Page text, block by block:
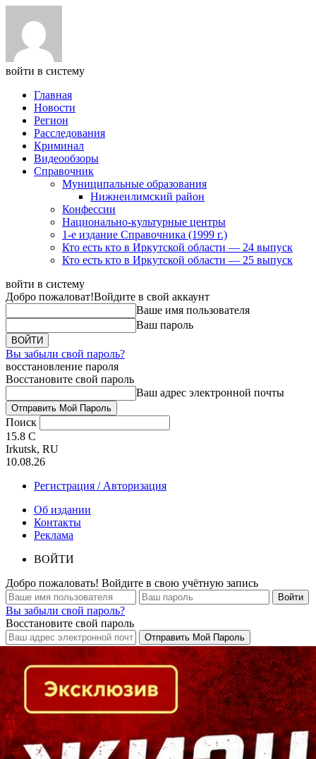
войти в систему
Главная
Новости
Регион
Расследования
Криминал
Видеообзоры
Справочник
Муниципальные образования
Нижнеилимский район
Конфессии
Национально-культурные центры
1-е издание Справочника (1999 г.)
Кто есть кто в Иркутской области — 24 выпуск
Кто есть кто в Иркутской области — 25 выпуск
войти в систему
Добро пожаловат!Войдите в свой аккаунт
Ваше имя пользователя
Ваш пароль
Вы забыли свой пароль?
восстановление пароля
Восстановите свой пароль
Ваш адрес электронной почты
Поиск
15.8 C
Irkutsk, RU
10.08.26
Регистрация / Авторизация
Об издании
Контакты
Реклама
ВОЙТИ
Добро пожаловать! Войдите в свою учётную запись
Вы забыли свой пароль?
Восстановите свой пароль
Кто есть кто в Байкальском регионе